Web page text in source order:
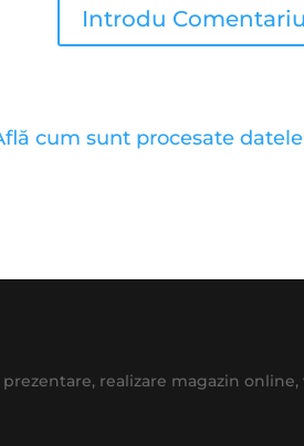
cum sunt procesate datele
realizare magazin